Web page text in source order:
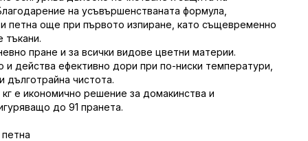
на усъвършенстваната формула,
петна още при първото изпиране, като същевременно
тъкани.
пране и за всички видове цветни материи.
действа ефективно дори при по-ниски температури,
дълготрайна чистота.
кг е икономично решение за домакинства и
до 91 пранета.